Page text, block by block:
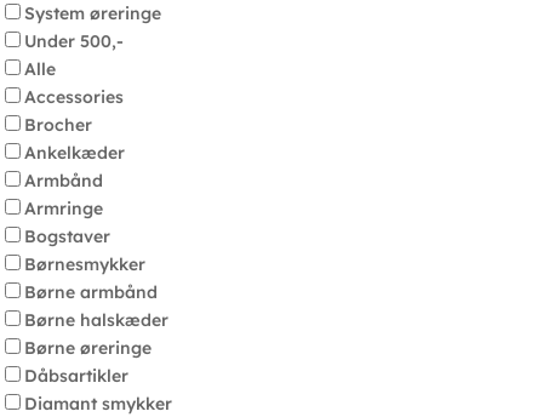
System øreringe
Under 500,-
Alle
Accessories
Brocher
Ankelkæder
Armbånd
Armringe
Bogstaver
Børnesmykker
Børne armbånd
Børne halskæder
Børne øreringe
Dåbsartikler
Diamant smykker